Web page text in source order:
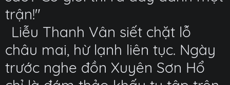
trận!"
Liễu Thanh Vân siết chặt lỗ
châu mai, hừ lạnh liên tục. Ngày
trước nghe đồn Xuyên Sơn Hổ